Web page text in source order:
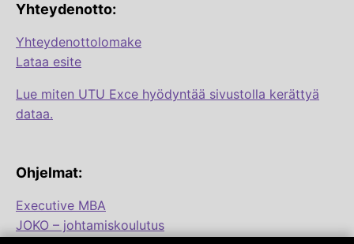
Yhteydenotto:
Yhteydenottolomake
Lataa esite
Lue miten UTU Exce hyödyntää sivustolla kerättyä
dataa.
Ohjelmat:
Executive MBA
JOKO – johtamiskoulutus